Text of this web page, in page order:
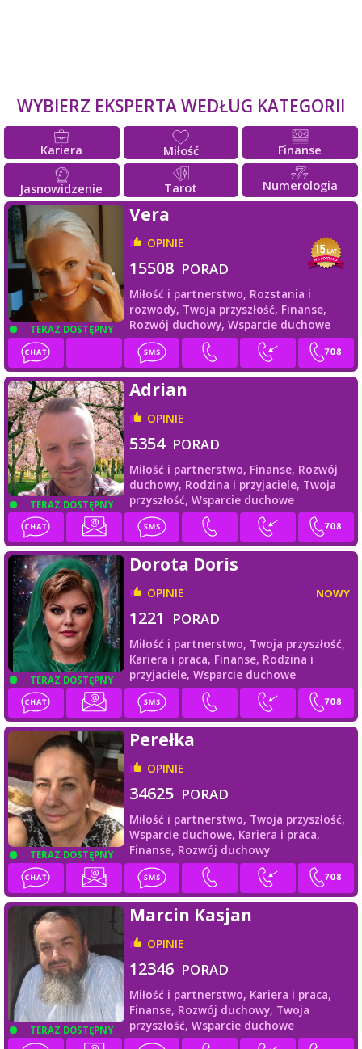
WYBIERZ EKSPERTA WEDŁUG KATEGORII
Kariera Miłość Finanse
Jasnowidzenie Tarot Numerologia
TERAZ DOSTĘPNY
Vera
OPINIE
15508 PORAD
Miłość i partnerstwo, Rozstania i
rozwody, Twoja przyszłość, Finanse,
Rozwój duchowy, Wsparcie duchowe
TERAZ DOSTĘPNY
Adrian
OPINIE
5354 PORAD
Miłość i partnerstwo, Finanse, Rozwój
duchowy, Rodzina i przyjaciele, Twoja
przyszłość, Wsparcie duchowe
TERAZ DOSTĘPNY
Dorota Doris
OPINIE NOWY
1221 PORAD
Miłość i partnerstwo, Twoja przyszłość,
Kariera i praca, Finanse, Rodzina i
przyjaciele, Wsparcie duchowe
TERAZ DOSTĘPNY
Perełka
OPINIE
34625 PORAD
Miłość i partnerstwo, Twoja przyszłość,
Wsparcie duchowe, Kariera i praca,
Finanse, Rozwój duchowy
TERAZ DOSTĘPNY
Marcin Kasjan
OPINIE
12346 PORAD
Miłość i partnerstwo, Kariera i praca,
Finanse, Rozwój duchowy, Twoja
przyszłość, Wsparcie duchowe